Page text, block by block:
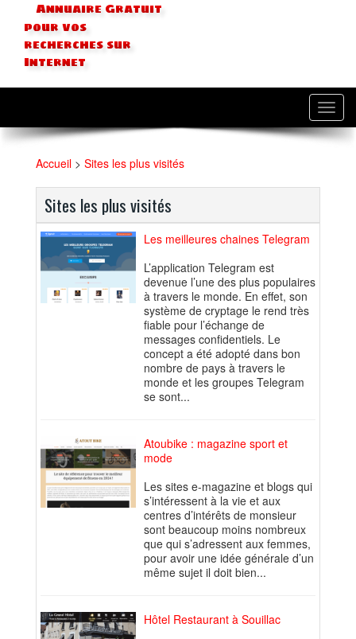
Annuaire Gratuit
pour vos
recherches sur
Internet
Accueil > Sites les plus visités
Sites les plus visités
Les meilleures chaines Telegram
L’application Telegram est
devenue l’une des plus populaires
à travers le monde. En effet, son
système de cryptage le rend très
fiable pour l’échange de
messages confidentiels. Le
concept a été adopté dans bon
nombre de pays à travers le
monde et les groupes Telegram
se sont...
Atoubike : magazine sport et
mode
Les sites e-magazine et blogs qui
s’intéressent à la vie et aux
centres d’intérêts de monsieur
sont beaucoup moins nombreux
que qui s’adressent aux femmes,
pour avoir une idée générale d’un
même sujet il doit bien...
Hôtel Restaurant à Souillac